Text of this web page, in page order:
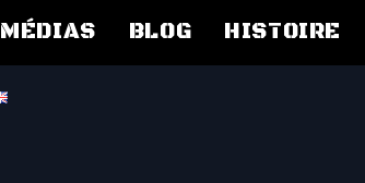
MÉDIAS BLOG HISTOIRE